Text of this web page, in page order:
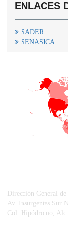
ENLACES
SADER
SENASICA
Dirección General
Av. Insurgentes Sur
Col. Hipódromo,